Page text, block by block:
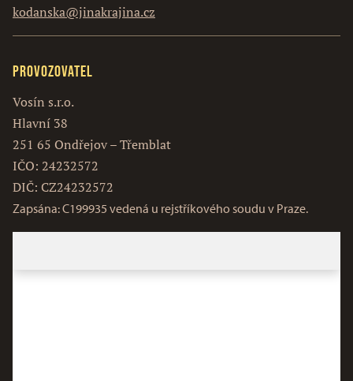
kodanska@jinakrajina.cz
Provozovatel
Vosín s.r.o.
Hlavní 38
251 65 Ondřejov – Třemblat
IČO: 24232572
DIČ: CZ24232572
Zapsána: C199935 vedená u rejstříkového soudu v Praze.